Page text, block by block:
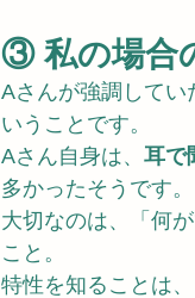
③ 私の場合
Aさんが強調してい
いうことです。
Aさん自身は、 耳で
多かったそうです。
大切なのは、「何
こと。
特性を知ることは